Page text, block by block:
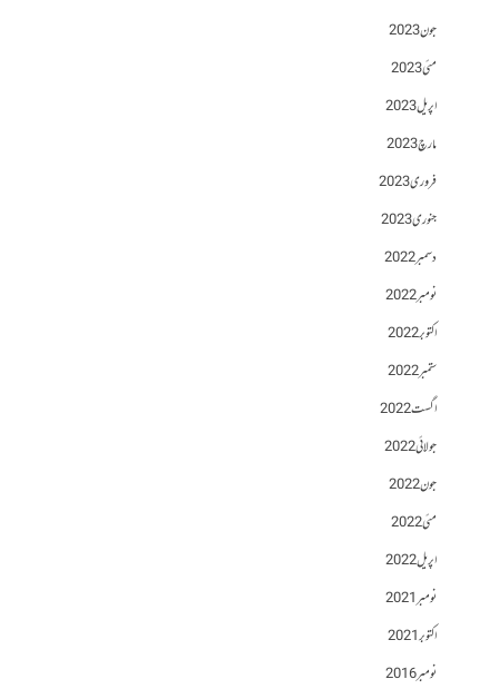
جون 2023
مئی 2023
اپریل 2023
مارچ 2023
فروری 2023
جنوری 2023
دسمبر 2022
نومبر 2022
اکتوبر 2022
ستمبر 2022
اگست 2022
جولائی 2022
جون 2022
مئی 2022
اپریل 2022
نومبر 2021
اکتوبر 2021
نومبر 2016